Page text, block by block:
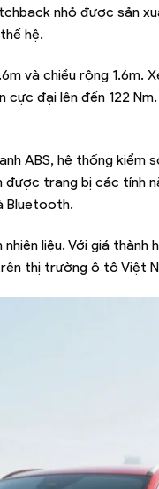
nhỏ được sản
hệ.
và chiều rộng 1.6m.
đại lên đến 122
ABS, hệ thống
trang bị các tính
Bluetooth.
liệu. Với giá thành
thị trường ô tô Việt